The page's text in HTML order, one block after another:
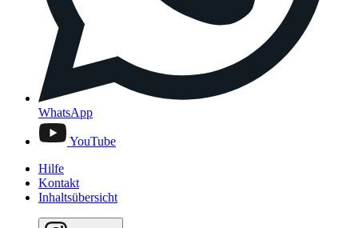
WhatsApp
YouTube
Hilfe
Kontakt
Inhaltsübersicht